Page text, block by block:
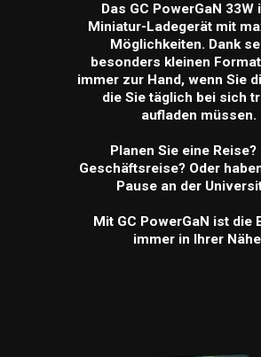
Das GC PowerGaN 33W
Miniatur-Ladegerät mit
Möglichkeiten. Dank
besonders kleinen
immer zur Hand, wenn Sie
die Sie täglich bei sich
aufladen müssen.
Planen Sie eine Reise?
Geschäftsreise? Oder
Pause an der
Mit GC PowerGaN ist die
immer in Ihrer